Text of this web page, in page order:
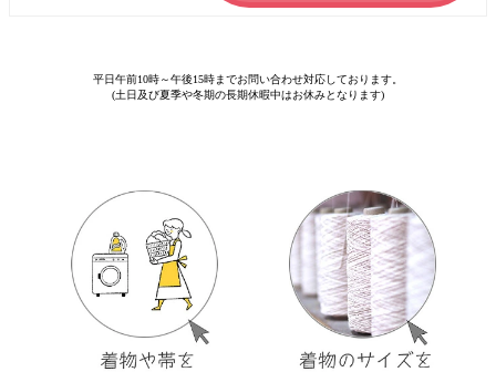
平日午前10時～午後15時までお問い合わせ対応しております。
(土日及び夏季や冬期の長期休暇中はお休みとなります)